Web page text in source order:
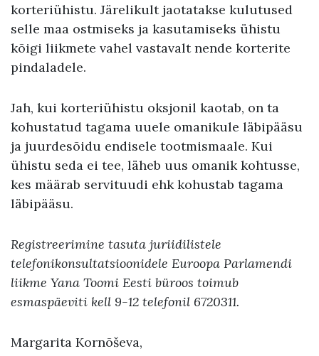
korteriühistu. Järelikult jaotatakse kulutused
selle maa ostmiseks ja kasutamiseks ühistu
kõigi liikmete vahel vastavalt nende korterite
pindaladele.
Jah, kui korteriühistu oksjonil kaotab, on ta
kohustatud tagama uuele omanikule läbipääsu
ja juurdesõidu endisele tootmismaale. Kui
ühistu seda ei tee, läheb uus omanik kohtusse,
kes määrab servituudi ehk kohustab tagama
läbipääsu.
Registreerimine tasuta juriidilistele
telefonikonsultatsioonidele Euroopa Parlamendi
liikme Yana Toomi Eesti büroos toimub
esmaspäeviti kell 9-12 telefonil 6720311.
Margarita Kornõševa,